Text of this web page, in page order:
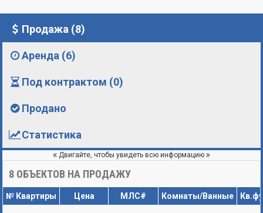
Продажа (8)
Аренда (6)
Под контрактом (0)
Продано
Статистика
Двигайте, чтобы увидеть всю информацию
8 ОБЪЕКТОВ НА ПРОДАЖУ
№ Квартиры Цена МЛС# Комнаты/Ванные